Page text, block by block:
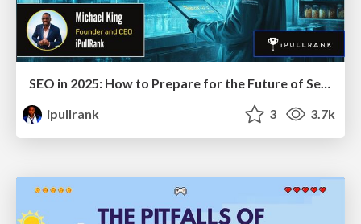
SEO in 2025: How to Prepare for the Future of Search
ipullrank
3 3.7k